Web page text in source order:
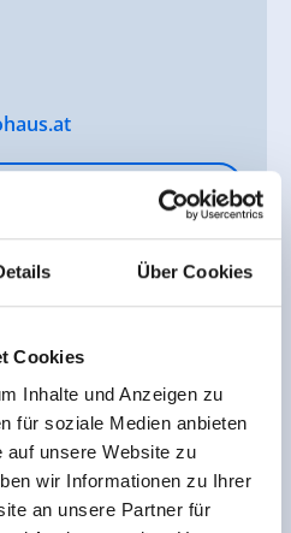
Über Cookies
Cookies
Inhalte und Anzeigen zu
für soziale Medien anbieten
auf unsere Website zu
wir Informationen zu Ihrer
an unsere Partner für